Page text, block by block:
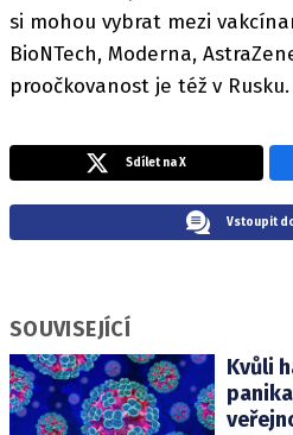
si mohou vybrat mezi
BioNTech, Moderna,
proočkovanost je též v Rusku.
Sdílet na X
Vstoupit
SOUVISEJÍCÍ
Kvůli